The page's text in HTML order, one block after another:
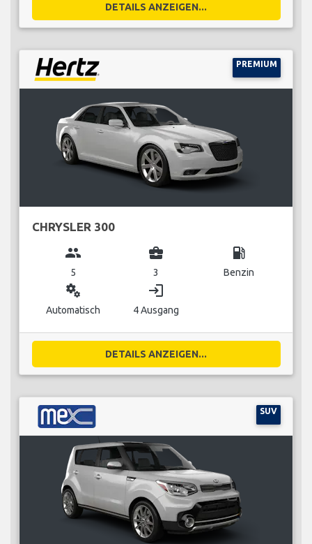
DETAILS ANZEIGEN...
PREMIUM
CHRYSLER 300
group
5
business_center
3
local_gas_station
Benzin
miscellaneous_services
Automatisch
login
4 Ausgang
DETAILS ANZEIGEN...
SUV